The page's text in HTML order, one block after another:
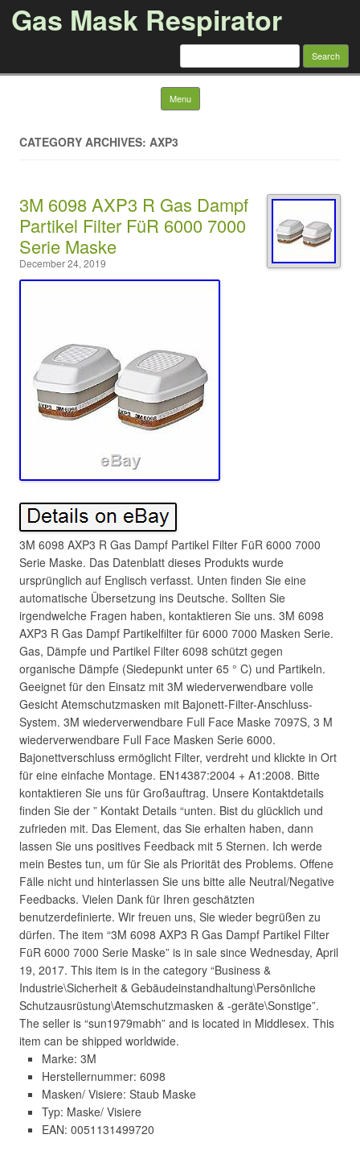
Gas Mask Respirator
Search for:
Menu Skip to content
CATEGORY ARCHIVES: AXP3
3M 6098 AXP3 R Gas Dampf
Partikel Filter FüR 6000 7000
Serie Maske
December 24, 2019
3M 6098 AXP3 R Gas Dampf Partikel Filter FüR 6000 7000
Serie Maske. Das Datenblatt dieses Produkts wurde
ursprünglich auf Englisch verfasst. Unten finden Sie eine
automatische Übersetzung ins Deutsche. Sollten Sie
irgendwelche Fragen haben, kontaktieren Sie uns. 3M 6098
AXP3 R Gas Dampf Partikelfilter für 6000 7000 Masken Serie.
Gas, Dämpfe und Partikel Filter 6098 schützt gegen
organische Dämpfe (Siedepunkt unter 65 ° C) und Partikeln.
Geeignet für den Einsatz mit 3M wiederverwendbare volle
Gesicht Atemschutzmasken mit Bajonett-Filter-Anschluss-
System. 3M wiederverwendbare Full Face Maske 7097S, 3 M
wiederverwendbare Full Face Masken Serie 6000.
Bajonettverschluss ermöglicht Filter, verdreht und klickte in Ort
für eine einfache Montage. EN14387:2004 + A1:2008. Bitte
kontaktieren Sie uns für Großauftrag. Unsere Kontaktdetails
finden Sie der ” Kontakt Details “unten. Bist du glücklich und
zufrieden mit. Das Element, das Sie erhalten haben, dann
lassen Sie uns positives Feedback mit 5 Sternen. Ich werde
mein Bestes tun, um für Sie als Priorität des Problems. Offene
Fälle nicht und hinterlassen Sie uns bitte alle Neutral/Negative
Feedbacks. Vielen Dank für Ihren geschätzten
benutzerdefinierte. Wir freuen uns, Sie wieder begrüßen zu
dürfen. The item “3M 6098 AXP3 R Gas Dampf Partikel Filter
FüR 6000 7000 Serie Maske” is in sale since Wednesday, April
19, 2017. This item is in the category “Business &
Industrie\Sicherheit & Gebäudeinstandhaltung\Persönliche
Schutzausrüstung\Atemschutzmasken & -geräte\Sonstige”.
The seller is “sun1979mabh” and is located in Middlesex. This
item can be shipped worldwide.
Marke: 3M
Herstellernummer: 6098
Masken/ Visiere: Staub Maske
Typ: Maske/ Visiere
EAN: 0051131499720